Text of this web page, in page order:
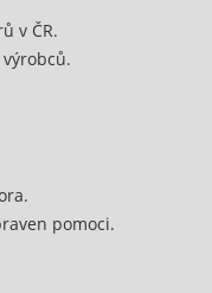
v ČR.
pomoci.